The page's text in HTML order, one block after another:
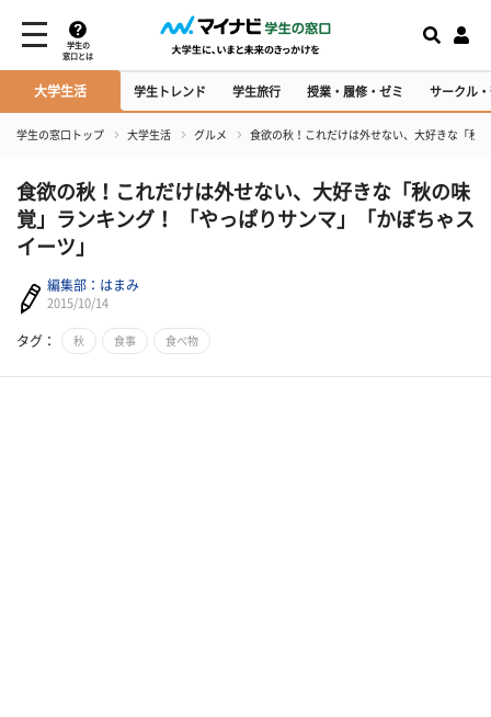
学生の
窓口とは
大学生活 学生トレンド 学生旅行 授業・履修・ゼミ サークル
学生の窓口トップ 大学生活 グルメ 食欲の秋！これだけは外せない、大好きな「秋
食欲の秋！これだけは外せない、大好きな「秋の味
覚」ランキング！ 「やっぱりサンマ」「かぼちゃス
イーツ」
編集部：はまみ
2015/10/14
タグ： 秋 食事 食べ物